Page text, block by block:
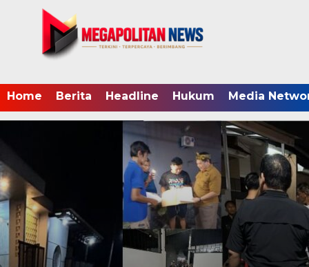
Home Berita Headline Hukum Media